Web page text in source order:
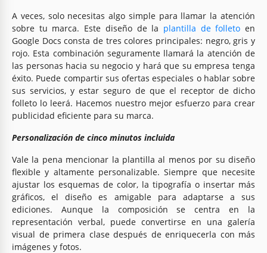
A veces, solo necesitas algo simple para llamar la atención
sobre tu marca. Este diseño de la plantilla de folleto en
Google Docs consta de tres colores principales: negro, gris y
rojo. Esta combinación seguramente llamará la atención de
las personas hacia su negocio y hará que su empresa tenga
éxito. Puede compartir sus ofertas especiales o hablar sobre
sus servicios, y estar seguro de que el receptor de dicho
folleto lo leerá. Hacemos nuestro mejor esfuerzo para crear
publicidad eficiente para su marca.
Personalización de cinco minutos incluida
Vale la pena mencionar la plantilla al menos por su diseño
flexible y altamente personalizable. Siempre que necesite
ajustar los esquemas de color, la tipografía o insertar más
gráficos, el diseño es amigable para adaptarse a sus
ediciones. Aunque la composición se centra en la
representación verbal, puede convertirse en una galería
visual de primera clase después de enriquecerla con más
imágenes y fotos.